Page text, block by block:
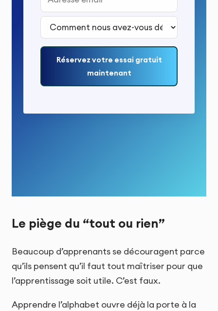
Comment nous avez-vous découvert ?*
Réservez votre essai gratuit
maintenant
Le piège du “tout ou rien”
Beaucoup d’apprenants se découragent parce
qu’ils pensent qu’il faut tout maîtriser pour que
l’apprentissage soit utile. C’est faux.
Apprendre l’alphabet ouvre déjà la porte à la